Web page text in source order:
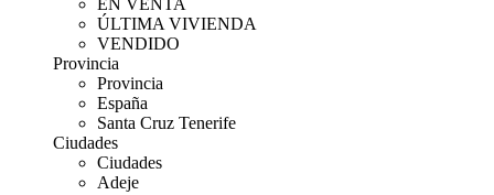
ÚLTIMA VIVIENDA
VENDIDO
Provincia
Provincia
España
Santa Cruz Tenerife
Ciudades
Ciudades
Adeje